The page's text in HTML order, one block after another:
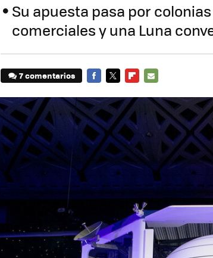
Su apuesta pasa por
comerciales y una Luna
7 comentarios
MAIL